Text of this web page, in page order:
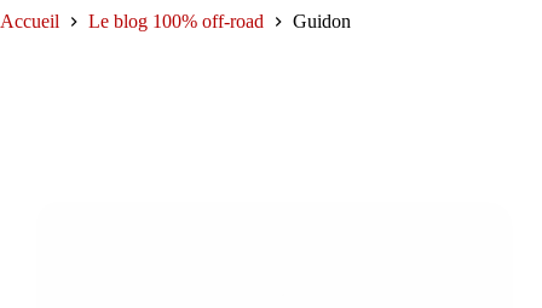
Accueil Le blog 100% off-road Guidon